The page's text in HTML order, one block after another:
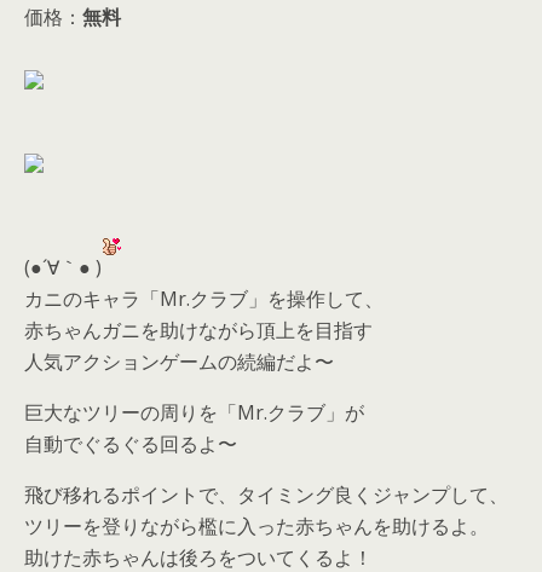
価格： 無料
(●´∀｀● )
カニのキャラ「Mr.クラブ」を操作して、
赤ちゃんガニを助けながら頂上を目指す
人気アクションゲームの続編だよ〜
巨大なツリーの周りを「Mr.クラブ」が
自動でぐるぐる回るよ〜
飛び移れるポイントで、タイミング良くジャンプして、
ツリーを登りながら檻に入った赤ちゃんを助けるよ。
助けた赤ちゃんは後ろをついてくるよ！